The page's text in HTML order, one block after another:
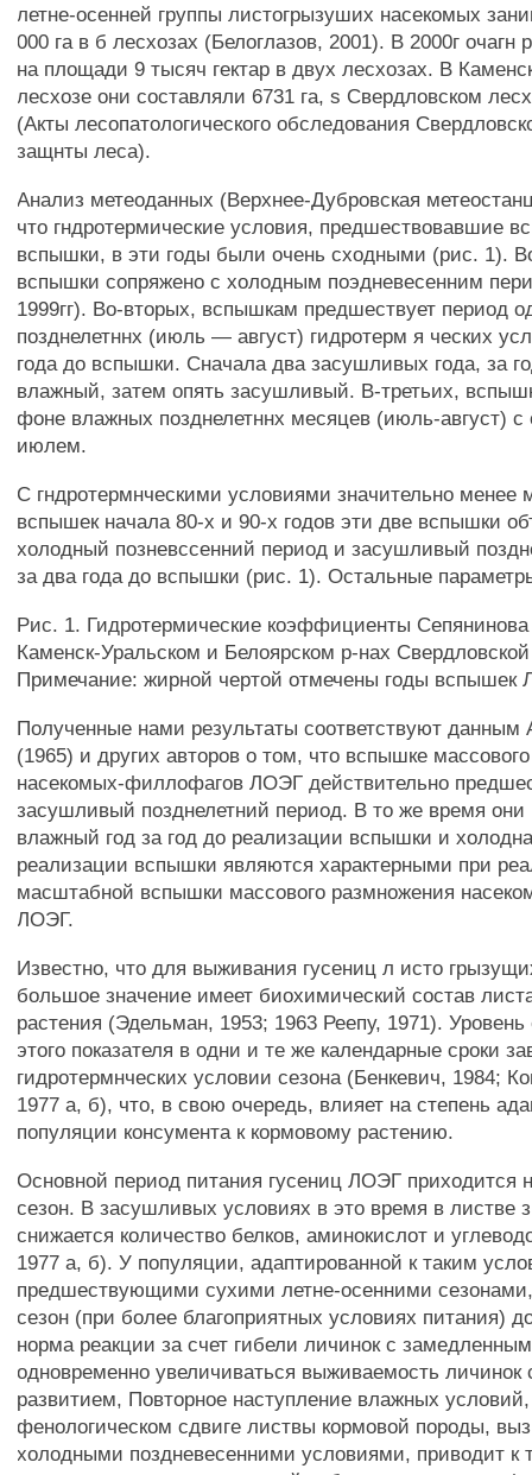
летне-осенней группы листогрызуших насекомых
000 га в б лесхозах (Белоглазов, 2001). В 2000г очагн
на площади 9 тысяч гектар в двух лесхозах. В
лесхозе они составляли 6731 га, s Свердловском
(Акты лесопатологического обследования
защнты леса).
Анализ метеоданных (Верхнее-Дубровская
что гндротермические условия, предшествовавшие
вспышки, в эти годы были очень сходными (рис. 1).
вспышки сопряжено с холодным поэдневесенним
1999гг). Во-вторых, вспышкам предшествует период
позднелетннх (июль — август) гидротерм я ческих
года до вспышки. Сначала два засушливых года, за
влажный, затем опять засушливый. В-третьих,
фоне влажных позднелетннх месяцев (июль-август)
июлем.
С гндротермнческими условиями значительно менее
вспышек начала 80-х и 90-х годов эти две вспышки
холодный позневссенний период и засушливый
за два года до вспышки (рис. 1). Остальные
Рис. 1. Гидротермические коэффициенты
Каменск-Уральском и Белоярском р-нах
Примечание: жирной чертой отмечены годы вспышек
Полученные нами результаты соответствуют данным
(1965) и других авторов о том, что вспышке
насекомых-филлофагов ЛОЭГ действительно
засушливый позднелетний период. В то же время они
влажный год за год до реализации вспышки и
реализации вспышки являются характерными при
масштабной вспышки массового размножения
ЛОЭГ.
Известно, что для выживания гусениц л исто
большое значение имеет биохимический состав
растения (Эдельман, 1953; 1963 Реепу, 1971). Уровень
этого показателя в одни и те же календарные сроки
гидротермнческих условии сезона (Бенкевич, 1984;
1977 а, б), что, в свою очередь, влияет на степень
популяции консумента к кормовому растению.
Основной период питания гусениц ЛОЭГ приходится
сезон. В засушливых условиях в это время в листве
снижается количество белков, аминокислот и
1977 а, б). У популяции, адаптированной к таким
предшествующими сухими летне-осенними
сезон (при более благоприятных условиях питания)
норма реакции за счет гибели личинок с
одновременно увеличиваться выживаемость
развитием, Повторное наступление влажных
фенологическом сдвиге листвы кормовой породы,
холодными поздневесенними условиями, приводит к